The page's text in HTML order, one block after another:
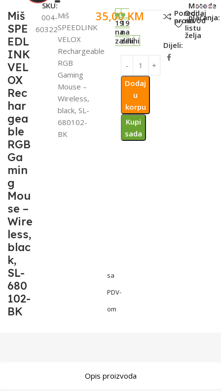
Miš
SPE
EDL
INK
VEL
OX
Rec
har
gea
ble
RGB
Ga
min
g
Mou
se –
Wire
less,
blac
k,
SL-
680
102-
BK
SKU:
004-
60322
Miš
SPEEDLINK
VELOX
Rechargeable
RGB
Gaming
Mouse –
Wireless,
black, SL-
680102-
BK
35,00KM
sa
PDV-
om
19
na
zalihi
19
na
zalihi
Dodaj
u
korpu
Kupi
sada
Poredi
proizvod
Dodaj
na
listu
želja
Dijeli:
Metode
plaćanja:
Opis proizvoda